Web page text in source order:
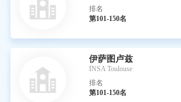
排名
第101-150名
伊萨图卢兹
INSA Toulouse
排名
第101-150名